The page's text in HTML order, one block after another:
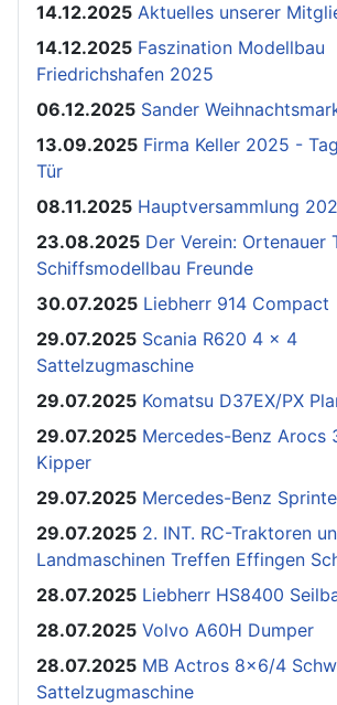
14.12.2025 Aktuelles unserer
14.12.2025 Faszination Modellbau
Friedrichshafen 2025
06.12.2025 Sander
13.09.2025 Firma Keller 2025 -
Tür
08.11.2025 Hauptversammlung
23.08.2025 Der Verein: Ortenauer
Schiffsmodellbau Freunde
30.07.2025 Liebherr 914 Compact
29.07.2025 Scania R620 4 x 4
Sattelzugmaschine
29.07.2025 Komatsu D37EX/PX
29.07.2025 Mercedes-Benz Arocs
Kipper
29.07.2025 Mercedes-Benz
29.07.2025 2. INT. RC-Traktoren
Landmaschinen Treffen Effingen
28.07.2025 Liebherr HS8400
28.07.2025 Volvo A60H Dumper
28.07.2025 MB Actros 8x6/4
Sattelzugmaschine